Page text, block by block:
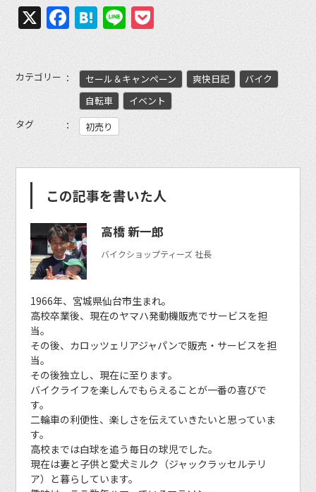
X Facebook
Hatena
Line
カテゴリー セール＆キャンペーン 爽快日記
バイク
自転車
イベント
タグ
初売り
この記事を書いた人
高橋 新一郎
バイクショップティーズ 社長
1966年、宮城県仙台市生まれ。
高校卒業後、現在のヤマハ発動機販売でサービスを担
当。
その後、カロッツェリアジャパンで販売・サービスを担
当。
その後独立し、現在に至ります。
バイクライフを楽しんでもらえることが一番の喜びで
す。
二輪車の利便性、楽しさを伝えていきたいと思っていま
す。
高校までは白球を追う毎日の球児でした。
現在は妻と子供と愛犬ミルク（ジャックラッセルテリ
ア）と暮らしています。